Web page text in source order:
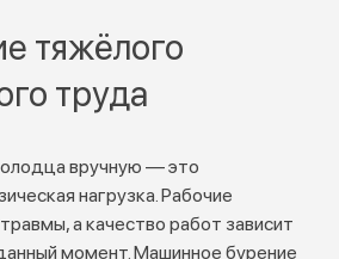
тяжёлого
труда
вручную — это
нагрузка. Рабочие
а качество работ зависит
момент. Машинное бурение